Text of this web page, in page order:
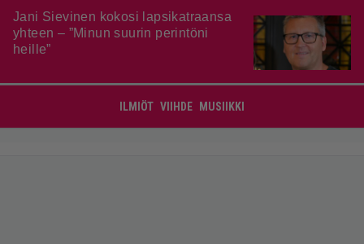
Jani Sievinen kokosi lapsikatraansa
yhteen – ”Minun suurin perintöni
heille”
ILMIÖT VIIHDE MUSIIKKI